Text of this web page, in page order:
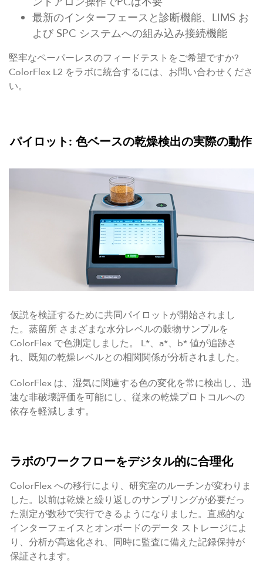
最新のインターフェースと診断機能、LIMS お
よび SPC システムへの組み込み接続機能
堅牢なペーパーレスのフィードテストをご希望ですか?
ColorFlex L2 をラボに統合するには、お問い合わせくださ
い。
パイロット: 色ベースの乾燥検出の実際の動作
仮説を検証するために共同パイロットが開始されまし
た。蒸留所 さまざまな水分レベルの穀物サンプルを
ColorFlex で色測定しました。 L*、a*、b* 値が追跡さ
れ、既知の乾燥レベルとの相関関係が分析されました。
ColorFlex は、湿気に関連する色の変化を常に検出し、迅
速な非破壊評価を可能にし、従来の乾燥プロトコルへの
依存を軽減します。
ラボのワークフローをデジタル的に合理化
ColorFlex への移行により、研究室のルーチンが変わりま
した。以前は乾燥と繰り返しのサンプリングが必要だっ
た測定が数秒で実行できるようになりました。直感的な
インターフェイスとオンボードのデータ ストレージによ
り、分析が高速化され、同時に監査に備えた記録保持が
保証されます。